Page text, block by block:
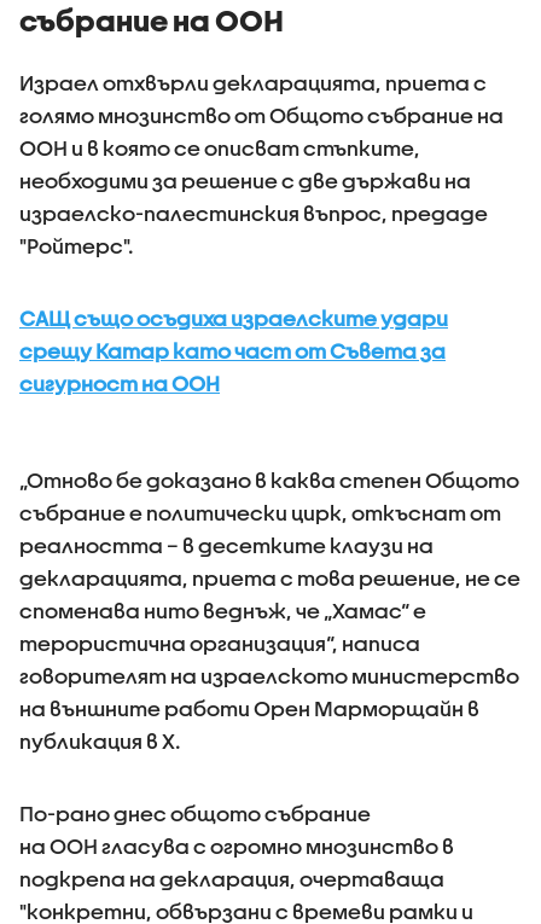
събрание на ООН
Израел отхвърли декларацията, приета с
голямо мнозинство от Общото събрание на
ООН и в която се описват стъпките,
необходими за решение с две държави на
израелско-палестинския въпрос, предаде
"Ройтерс".
САЩ също осъдиха израелските удари
срещу Катар като част от Съвета за
сигурност на ООН
„Отново бе доказано в каква степен Общото
събрание е политически цирк, откъснат от
реалността – в десетките клаузи на
декларацията, приета с това решение, не се
споменава нито веднъж, че „Хамас“ е
терористична организация“, написа
говорителят на израелското министерство
на външните работи Орен Марморщайн в
публикация в X.
По-рано днес общото събрание
на ООН гласува с огромно мнозинство в
подкрепа на декларация, очертаваща
"конкретни, обвързани с времеви рамки и